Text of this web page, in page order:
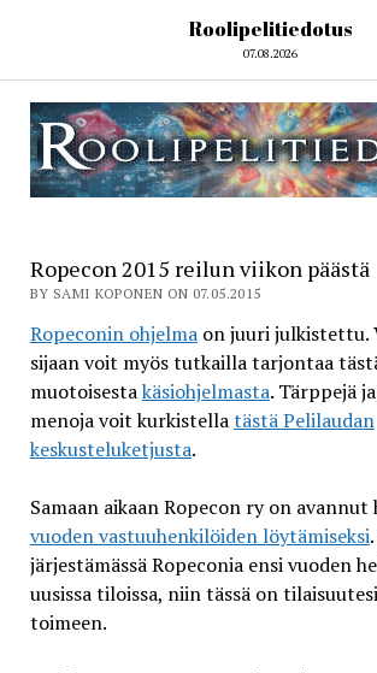
Roolipelitiedotus
07.08.2026
Ropecon 2015 reilun viikon päästä
BY SAMI KOPONEN ON 07.05.2015
Ropeconin ohjelmaon juuri julkistettu.
sijaan voit myös tutkailla tarjontaa
muotoisestakäsiohjelmasta. Tärppejä
menoja voit kurkistellatästä Pelilaudan
keskusteluketjusta.
Samaan aikaan Ropecon ry on avannut
vuoden vastuuhenkilöiden löytämiseksi
järjestämässä Ropeconia ensi vuoden
uusissa tiloissa, niin tässä on
toimeen.